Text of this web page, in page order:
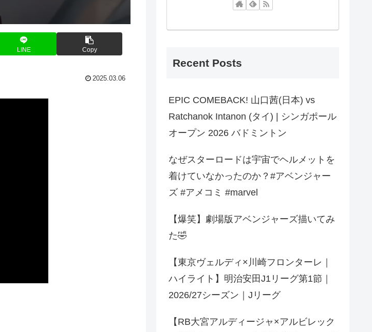
LINE Copy
2025.03.06
Recent Posts
EPIC COMEBACK! 山口茜(日本) vs
Ratchanok Intanon (タイ) | シンガポール
オープン 2026 バドミントン
なぜスターロードは宇宙でヘルメットを
着けていなかったのか？#アベンジャー
ズ #アメコミ #marvel
【爆笑】劇場版アベンジャーズ描いてみ
た🤣
【東京ヴェルディ×川崎フロンターレ｜
ハイライト】明治安田J1リーグ第1節｜
2026/27シーズン｜Jリーグ
【RB大宮アルディージャ×アルビレック